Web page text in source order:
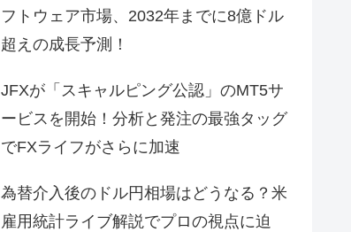
フトウェア市場、2032年までに8億ドル
超えの成長予測！
JFXが「スキャルピング公認」のMT5サ
ービスを開始！分析と発注の最強タッグ
でFXライフがさらに加速
為替介入後のドル円相場はどうなる？米
雇用統計ライブ解説でプロの視点に迫